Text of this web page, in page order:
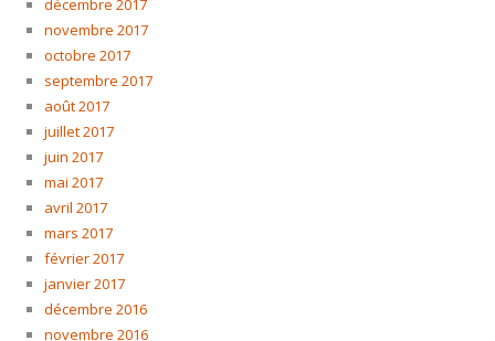
décembre 2017
novembre 2017
octobre 2017
septembre 2017
août 2017
juillet 2017
juin 2017
mai 2017
avril 2017
mars 2017
février 2017
janvier 2017
décembre 2016
novembre 2016